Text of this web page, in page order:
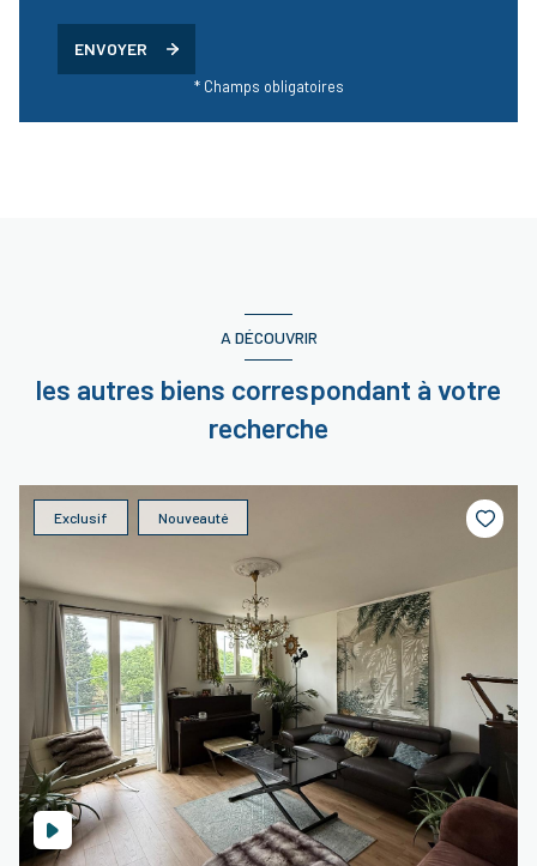
ENVOYER
* Champs obligatoires
A DÉCOUVRIR
les autres biens correspondant à votre
recherche
Exclusif Nouveauté